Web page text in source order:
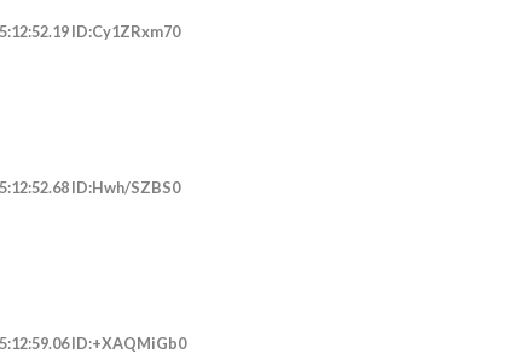
ID:Cy1ZRxm70
ID:Hwh/SZBS0
ID:+XAQMiGb0